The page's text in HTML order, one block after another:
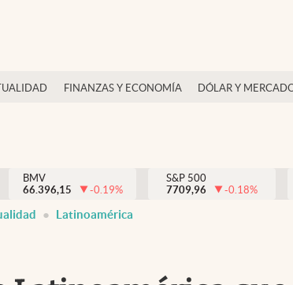
FINANZAS Y ECONOMÍA DÓLAR Y
BMV
66.396,15
-0.19%
S&P 500
7709,96
-0.18%
Latinoamérica